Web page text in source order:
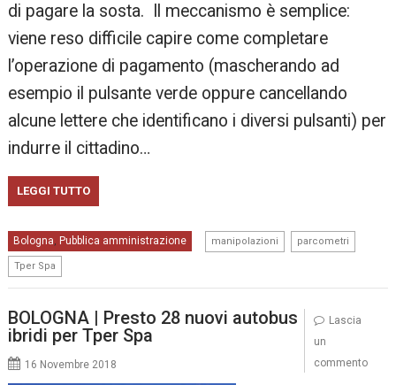
di pagare la sosta. Il meccanismo è semplice:
viene reso difficile capire come completare
l’operazione di pagamento (mascherando ad
esempio il pulsante verde oppure cancellando
alcune lettere che identificano i diversi pulsanti) per
indurre il cittadino…
LEGGI TUTTO
Bologna, Pubblica amministrazione manipolazioni parcometri
Tper Spa
BOLOGNA | Presto 28 nuovi autobus
ibridi per Tper Spa
16 Novembre 2018
Lascia
un
commento